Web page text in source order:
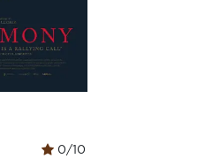
0/10